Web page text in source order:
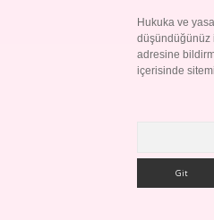
Hukuka ve
düşündüğünüz
adresine
içerisinde